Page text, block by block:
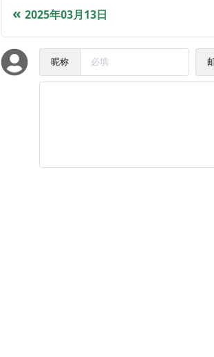
2025年03月13日
昵称